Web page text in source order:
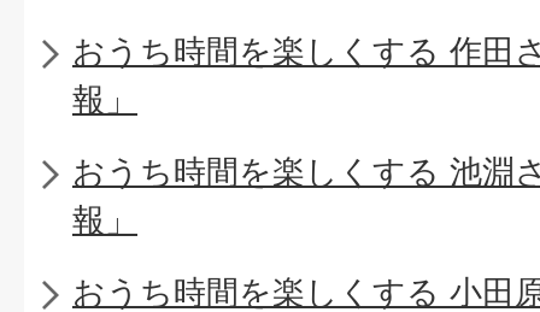
おうち時間を楽しくする 作田
報」
おうち時間を楽しくする 池淵
報」
おうち時間を楽しくする 小田